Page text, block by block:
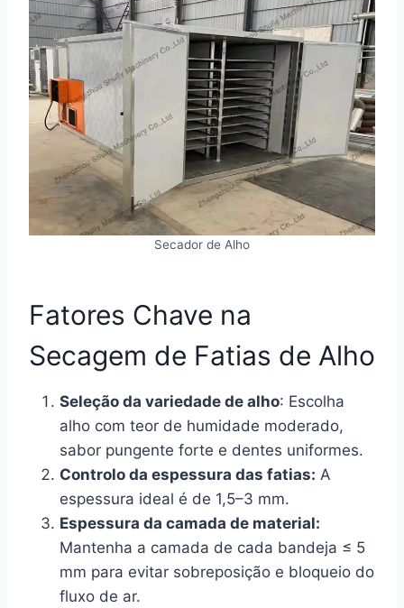
Secador de Alho
Fatores Chave na
Secagem de Fatias de Alho
Seleção da variedade de alho: Escolha
alho com teor de humidade moderado,
sabor pungente forte e dentes uniformes.
Controlo da espessura das fatias: A
espessura ideal é de 1,5–3 mm.
Espessura da camada de material:
Mantenha a camada de cada bandeja ≤ 5
mm para evitar sobreposição e bloqueio do
fluxo de ar.